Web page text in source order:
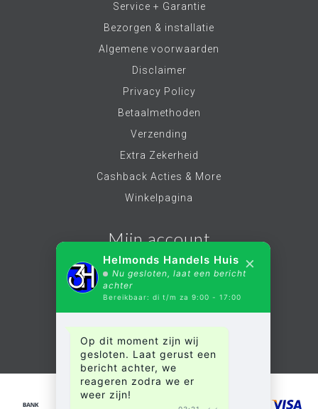
Service + Garantie
Bezorgen & installatie
Algemene voorwaarden
Disclaimer
Privacy Policy
Betaalmethoden
Verzending
Extra Zekerheid
Cashback Acties & More
Winkelpagina
Mijn account
Account informatie
Mijn bestellingen
Alle producten
Helmonds Handels Huis
Nu gesloten, laat een bericht
achter
Bereikbaar: di t/m za 9:00 - 17:00
×
Op dit moment zijn wij
gesloten. Laat gerust een
bericht achter, we
reageren zodra we er
weer zijn!